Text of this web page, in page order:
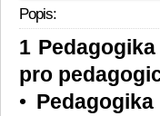
Popis:
1
pro
•